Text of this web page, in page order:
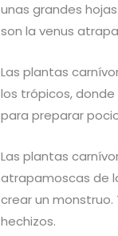
unas grandes
son la venus
Las plantas
los trópicos,
para preparar
Las plantas
atrapamoscas de
crear un
hechizos.